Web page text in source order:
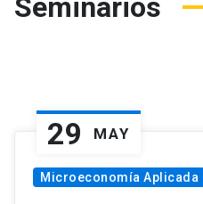
Seminarios
29 MAY
Microeconomía Aplicada